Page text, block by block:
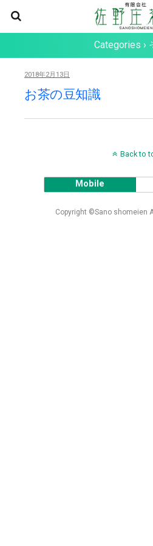
Categories ›
2018年2月13日
お茶の豆知識
Back to
Mobile
Copyright ©Sano shomeien